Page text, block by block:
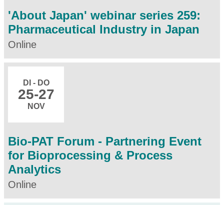
'About Japan' webinar series 259:
Pharmaceutical Industry in Japan
Online
DI - DO
25-27
NOV
Bio-PAT Forum - Partnering Event
for Bioprocessing & Process
Analytics
Online